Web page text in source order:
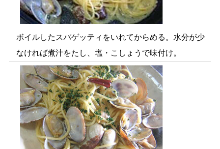
ボイルしたスパゲッティをいれてからめる。水分が少
なければ煮汁をたし、塩・こしょうで味付け。